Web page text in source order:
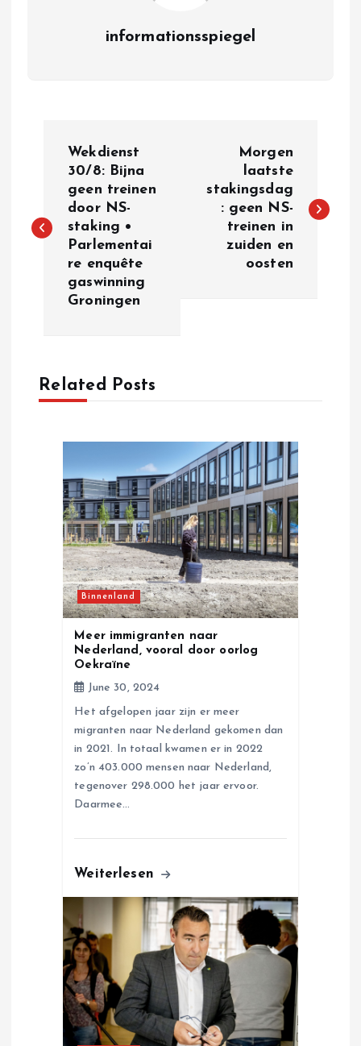
informationsspiegel
s
v
Wekdienst
30/8: Bijna
geen treinen
door NS-
staking •
Parlementai
re enquête
gaswinning
Groningen
Morgen
laatste
stakingsdag
: geen NS-
treinen in
zuiden en
oosten
Related Posts
Binnenland
Meer immigranten naar
Nederland, vooral door oorlog
Oekraïne
June 30, 2024
Het afgelopen jaar zijn er meer
migranten naar Nederland gekomen dan
in 2021. In totaal kwamen er in 2022
zo’n 403.000 mensen naar Nederland,
tegenover 298.000 het jaar ervoor.
Daarmee…
Weiterlesen